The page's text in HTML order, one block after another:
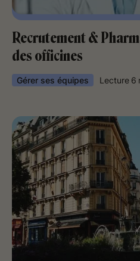
Recrutement &
des officines
Gérer ses équipes Lecture 6